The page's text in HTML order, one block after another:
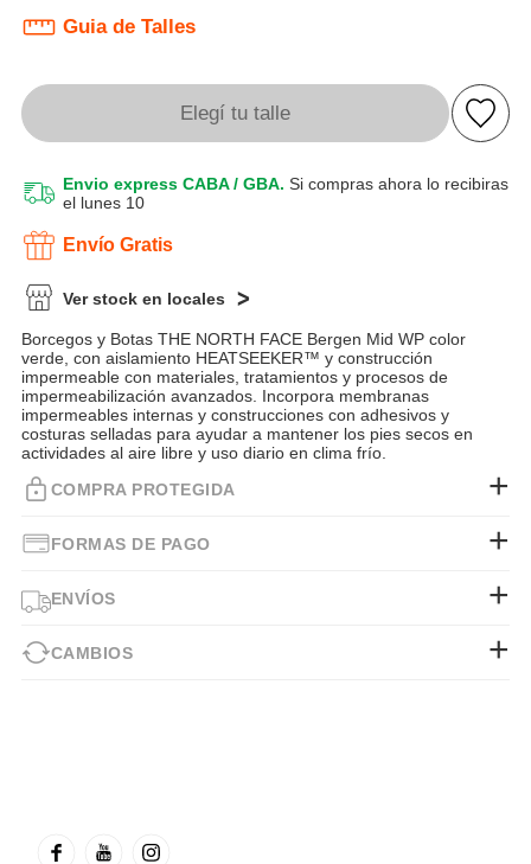
Guia de Talles
Elegí tu talle
Envio express CABA / GBA. Si compras ahora lo recibiras
el lunes 10
Envío Gratis
Ver stock en locales
Borcegos y Botas THE NORTH FACE Bergen Mid WP color
verde, con aislamiento HEATSEEKER™ y construcción
impermeable con materiales, tratamientos y procesos de
impermeabilización avanzados. Incorpora membranas
impermeables internas y construcciones con adhesivos y
costuras selladas para ayudar a mantener los pies secos en
actividades al aire libre y uso diario en clima frío.
COMPRA PROTEGIDA
FORMAS DE PAGO
ENVÍOS
CAMBIOS